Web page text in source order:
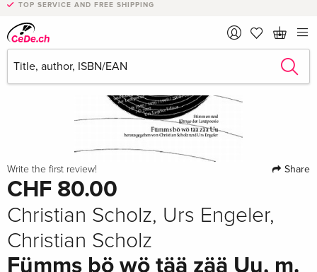
TOP SERVICE AND FREE SHIPPING
Write the first review! Share
CHF 80.00
Christian Scholz, Urs Engeler,
Christian Scholz
Fümms bö wö tää zää Uu, m.